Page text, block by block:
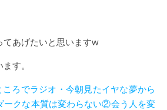
てあげたいと思いますw
す。
ろでラジオ・今朝見たイヤな夢から
クな本質は変わらない②会う人を変